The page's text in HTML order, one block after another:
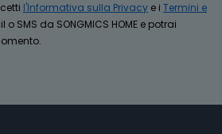
l'Informativa sulla Privacy e i Termini e
o SMS da SONGMICS HOME e potrai